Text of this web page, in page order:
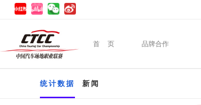
首 页 品牌合作
统计数据 新闻